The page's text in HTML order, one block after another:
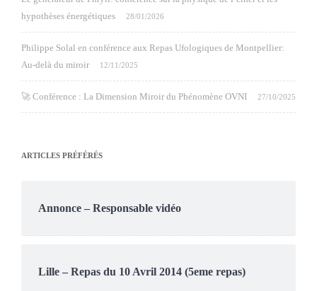
hypothèses énergétiques
28/01/2026
Philippe Solal en conférence aux Repas Ufologiques de Montpellier:
Au-delà du miroir
12/11/2025
🚀 Conférence : La Dimension Miroir du Phénomène OVNI 27/10/2025
ARTICLES PRÉFÉRÉS
Annonce – Responsable vidéo
Lille – Repas du 10 Avril 2014 (5eme repas)